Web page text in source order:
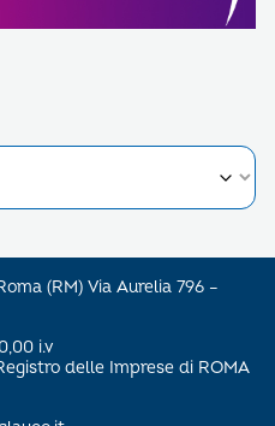
(RM) Via Aurelia 796 –
i.v
delle Imprese di ROMA